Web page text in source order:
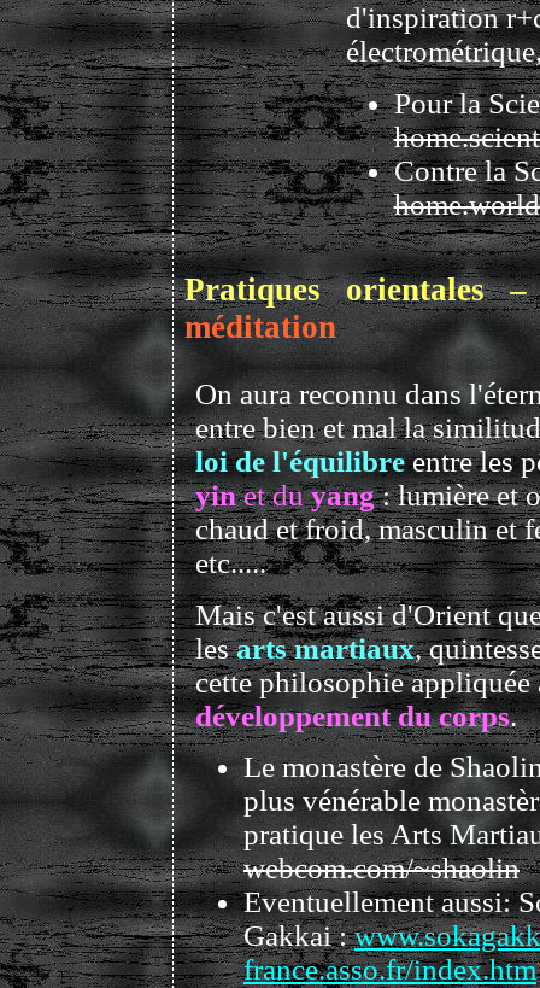
d'inspiration
Pour la
Contre la
Pratiques orientales
méditation
On aura reconnu dans
entre bien et mal la
loi de l'équilibreentre les
yinet duyang: lumière et
chaud et froid, masculin et
etc.....
Mais c'est aussi d'Orient
lesarts martiaux,
cette philosophie appliquée
développement du corps.
Le monastère de
plus vénérable
pratique les Arts
webcom.com/~shaolin
Eventuellement aussi:
Gakkai :
france.asso.fr/index.htm